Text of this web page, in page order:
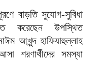
বাড়তি সুযোগ-সুবিধা
করেছেন উপস্থিত
আখুন্দ হাফিযাহুল্লাহ
শরণার্থীদের সমস্যা